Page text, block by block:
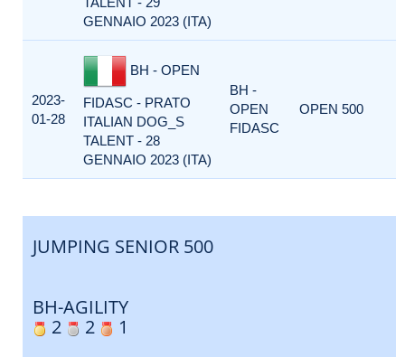
GENNAIO 2023 (ITA)
2023-
01-28
BH - OPEN
FIDASC - PRATO
ITALIAN DOG_S
TALENT - 28
GENNAIO 2023 (ITA)
BH -
OPEN
FIDASC
OPEN 500
JUMPING SENIOR 500
BH-AGILITY
2
2 1